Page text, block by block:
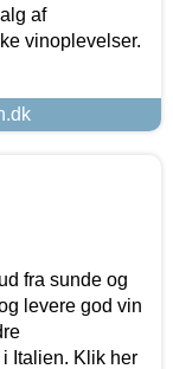
af
vinoplevelser.
fra sunde og
levere god vin
Italien. Klik her